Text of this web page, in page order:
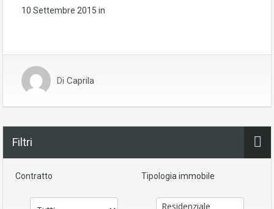
10 Settembre 2015 in
Di Caprila
Filtri
Contratto Tipologia immobile